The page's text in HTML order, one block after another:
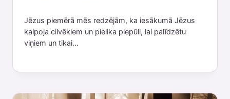
Jēzus piemērā mēs redzējām, ka iesākumā Jēzus
kalpoja cilvēkiem un pielika piepūli, lai palīdzētu
viņiem un tikai...